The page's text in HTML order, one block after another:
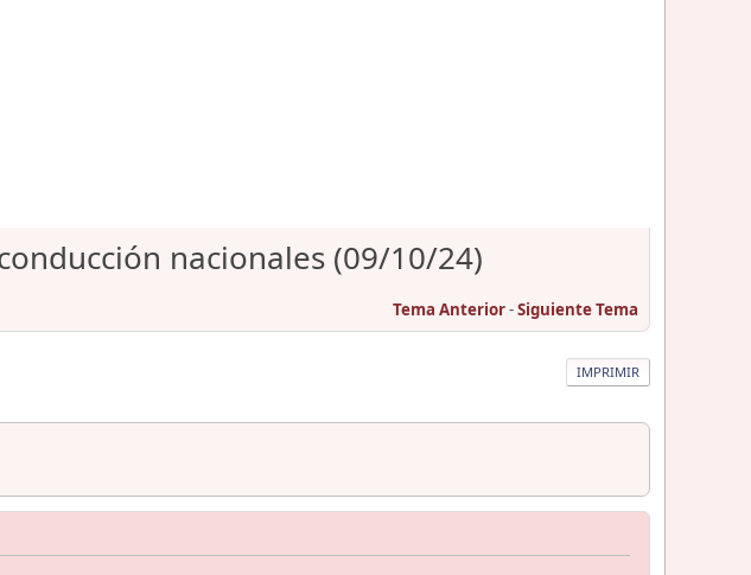
nacionales (09/10/24)
Tema Anterior-Siguiente Tema
IMPRIMIR